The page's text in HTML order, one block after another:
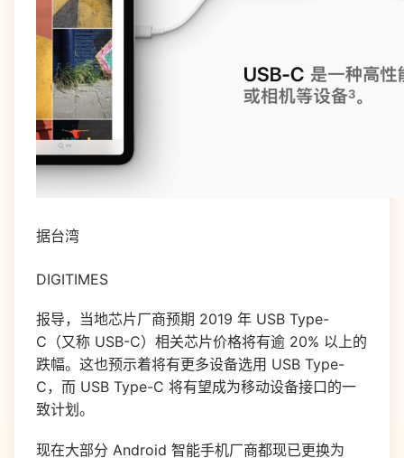
据台湾
DIGITIMES
报导，当地芯片厂商预期 2019 年 USB Type-
C（又称 USB-C）相关芯片价格将有逾 20% 以上的
跌幅。这也预示着将有更多设备选用 USB Type-
C，而 USB Type-C 将有望成为移动设备接口的一
致计划。
现在大部分 Android 智能手机厂商都现已更换为